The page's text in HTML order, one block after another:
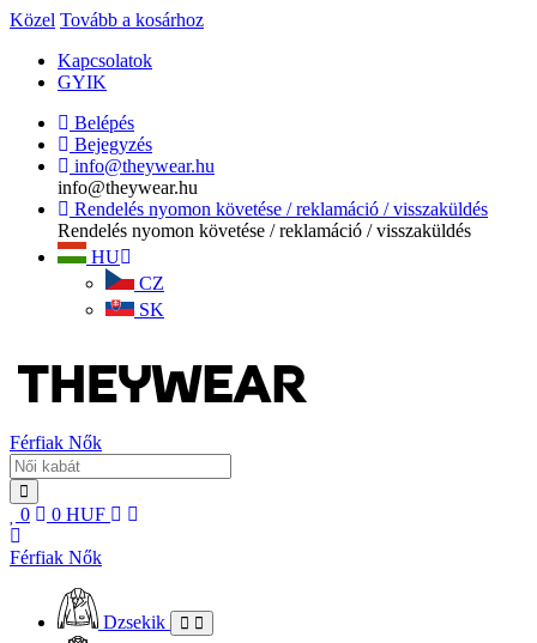
Közel Tovább a kosárhoz
Kapcsolatok
GYIK
Belépés
Bejegyzés
info@theywear.hu
info@theywear.hu
Rendelés nyomon követése / reklamáció / visszaküldés
Rendelés nyomon követése / reklamáció / visszaküldés
HU
CZ
SK
Férfiak Nők
0 0 HUF
Férfiak Nők
Dzsekik